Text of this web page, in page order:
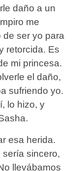
daño a un
me
de ser yo para
retorcida. Es
mi princesa.
el daño,
sufriendo yo.
lo hizo, y
esa herida.
sincero,
llevábamos